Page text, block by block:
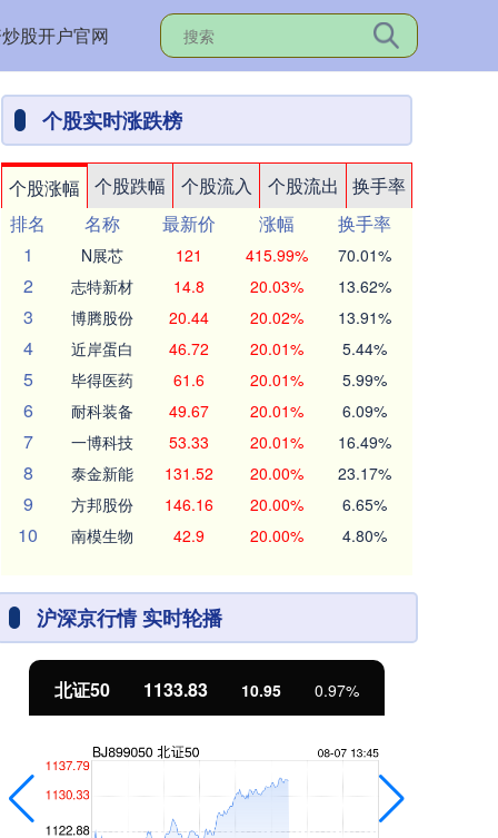
股开户官网
个股实时涨跌榜
个股涨幅 个股跌幅 个股流入 个股流出
换手率
排名
名称 最新价 涨幅
换手率
1
N展芯 121 415.99% 70.01%
2 志特新材 14.8 20.03% 13.62%
3 博腾股份 20.44 20.02% 13.91%
4 近岸蛋白 46.72 20.01% 5.44%
5 毕得医药 61.6 20.01% 5.99%
6 耐科装备 49.67 20.01% 6.09%
7 一博科技 53.33 20.01% 16.49%
8 泰金新能 131.52 20.00% 23.17%
9 方邦股份 146.16 20.00% 6.65%
10 南模生物 42.9 20.00% 4.80%
沪深京行情 实时轮播
北证50 1133.83 10.95 0.97%